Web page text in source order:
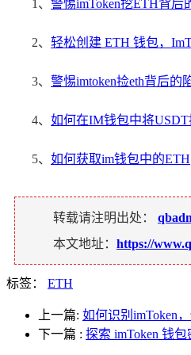
1、 警惕imToken挖ETH背后
2、 轻松创建 ETH 钱包，
3、 警惕imtoken捡eth背后的
4、 如何在IM钱包中将
5、 如何获取im钱包中的ETH
转载请注明出处：
本文地址： https://
标签： ETH
上一篇: 如何识别imToken
下一篇 : 探索 imToken 钱